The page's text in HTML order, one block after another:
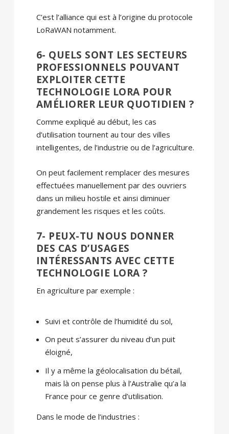
C’est l’alliance qui est à l’origine du protocole
LoRaWAN notamment.
6- QUELS SONT LES SECTEURS
PROFESSIONNELS POUVANT
EXPLOITER CETTE
TECHNOLOGIE LORA POUR
AMÉLIORER LEUR QUOTIDIEN ?
Comme expliqué au début, les cas
d’utilisation tournent au tour des villes
intelligentes, de l’industrie ou de l’agriculture.
On peut facilement remplacer des mesures
effectuées manuellement par des ouvriers
dans un milieu hostile et ainsi diminuer
grandement les risques et les coûts.
7- PEUX-TU NOUS DONNER
DES CAS D’USAGES
INTÉRESSANTS AVEC CETTE
TECHNOLOGIE LORA ?
En agriculture par exemple :
Suivi et contrôle de l’humidité du sol,
On peut s’assurer du niveau d’un puit
éloigné,
Il y a même la géolocalisation du bétail,
mais là on pense plus à l’Australie qu’a la
France pour ce genre d’utilisation.
Dans le mode de l’industries :